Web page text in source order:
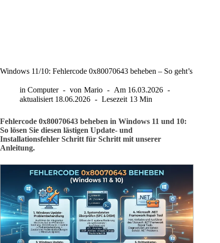
Windows 11/10: Fehlercode 0x80070643 beheben – So geht’s
in Computer von Mario Am 16.03.2026
aktualisiert 18.06.2026 Lesezeit 13 Min
Fehlercode 0x80070643 beheben in Windows 11 und 10:
So lösen Sie diesen lästigen Update- und
Installationsfehler Schritt für Schritt mit unserer
Anleitung.